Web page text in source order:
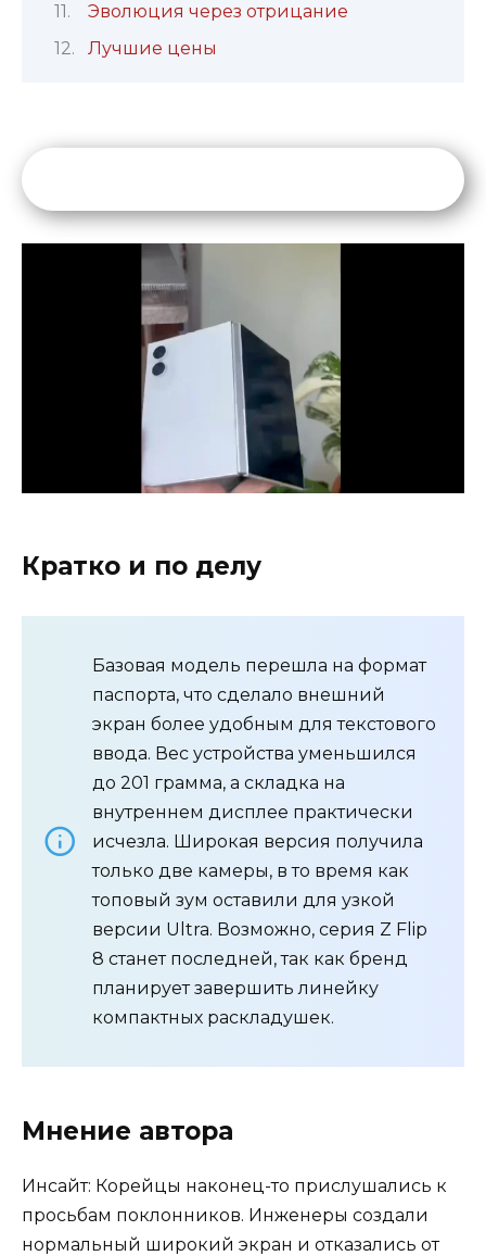
Эволюция через отрицание
Лучшие цены
Кратко и по делу
Базовая модель перешла на формат
паспорта, что сделало внешний
экран более удобным для текстового
ввода. Вес устройства уменьшился
до 201 грамма, а складка на
внутреннем дисплее практически
исчезла. Широкая версия получила
только две камеры, в то время как
топовый зум оставили для узкой
версии Ultra. Возможно, серия Z Flip
8 станет последней, так как бренд
планирует завершить линейку
компактных раскладушек.
Мнение автора
Инсайт: Корейцы наконец-то прислушались к
просьбам поклонников. Инженеры создали
нормальный широкий экран и отказались от